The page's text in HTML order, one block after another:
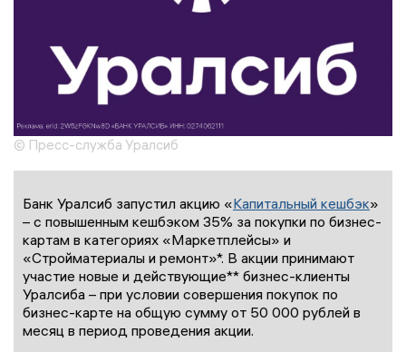
© Пресс-служба Уралсиб
Банк Уралсиб запустил акцию «Капитальный кешбэк»
– с повышенным кешбэком 35% за покупки по бизнес-
картам в категориях «Маркетплейсы» и
«Стройматериалы и ремонт»*. В акции принимают
участие новые и действующие** бизнес-клиенты
Уралсиба – при условии совершения покупок по
бизнес-карте на общую сумму от 50 000 рублей в
месяц в период проведения акции.